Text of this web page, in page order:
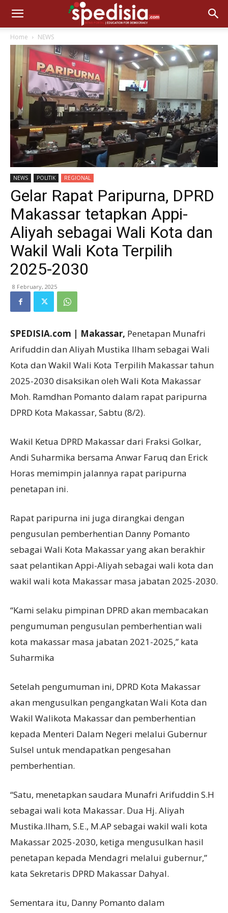
Home NEWS
NEWS POLITIK REGIONAL
Gelar Rapat Paripurna, DPRD
Makassar tetapkan Appi-
Aliyah sebagai Wali Kota dan
Wakil Wali Kota Terpilih
2025-2030
8 February, 2025
SPEDISIA.com | Makassar, Penetapan Munafri
Arifuddin dan Aliyah Mustika Ilham sebagai Wali
Kota dan Wakil Wali Kota Terpilih Makassar tahun
2025-2030 disaksikan oleh Wali Kota Makassar
Moh. Ramdhan Pomanto dalam rapat paripurna
DPRD Kota Makassar, Sabtu (8/2).
Wakil Ketua DPRD Makassar dari Fraksi Golkar,
Andi Suharmika bersama Anwar Faruq dan Erick
Horas memimpin jalannya rapat paripurna
penetapan ini.
Rapat paripurna ini juga dirangkai dengan
pengusulan pemberhentian Danny Pomanto
sebagai Wali Kota Makassar yang akan berakhir
saat pelantikan Appi-Aliyah sebagai wali kota dan
wakil wali kota Makassar masa jabatan 2025-2030.
“Kami selaku pimpinan DPRD akan membacakan
pengumuman pengusulan pemberhentian wali
kota makassar masa jabatan 2021-2025,” kata
Suharmika
Setelah pengumuman ini, DPRD Kota Makassar
akan mengusulkan pengangkatan Wali Kota dan
Wakil Walikota Makassar dan pemberhentian
kepada Menteri Dalam Negeri melalui Gubernur
Sulsel untuk mendapatkan pengesahan
pemberhentian.
“Satu, menetapkan saudara Munafri Arifuddin S.H
sebagai wali kota Makassar. Dua Hj. Aliyah
Mustika.Ilham, S.E., M.AP sebagai wakil wali kota
Makassar 2025-2030, ketiga mengusulkan hasil
penetapan kepada Mendagri melalui gubernur,”
kata Sekretaris DPRD Makassar Dahyal.
Sementara itu, Danny Pomanto dalam